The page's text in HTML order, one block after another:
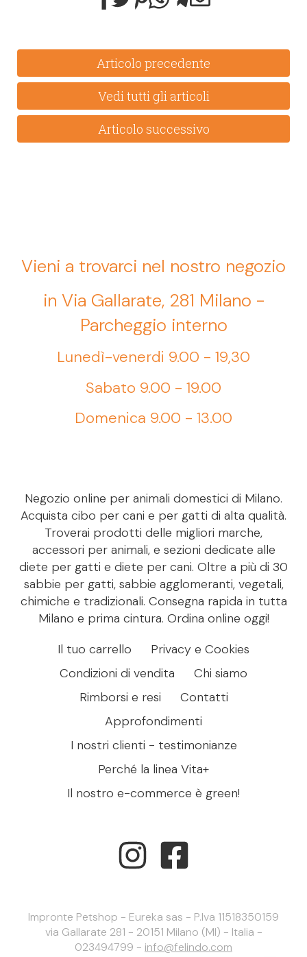
Articolo precedente
Vedi tutti gli articoli
Articolo successivo
Vieni a trovarci nel nostro negozio
in Via Gallarate, 281 Milano -
Parcheggio interno
Lunedì-venerdi 9.00 - 19,30
Sabato 9.00 - 19.00
Domenica 9.00 - 13.00
Negozio online per animali domestici di Milano.
Acquista cibo per cani e per gatti di alta qualità.
Troverai prodotti delle migliori marche,
accessori per animali, e sezioni dedicate alle
diete per gatti e diete per cani. Oltre a più di 30
sabbie per gatti, sabbie agglomeranti, vegetali,
chimiche e tradizionali. Consegna rapida in tutta
Milano e prima cintura. Ordina online oggi!
Il tuo carrello
Privacy e Cookies
Condizioni di vendita
Chi siamo
Rimborsi e resi
Contatti
Approfondimenti
I nostri clienti - testimonianze
Perché la linea Vita+
Il nostro e-commerce è green!
Impronte Petshop - Eureka sas - P.Iva 11518350159
via Gallarate 281 - 20151 Milano (MI) - Italia -
023494799 - info@felindo.com